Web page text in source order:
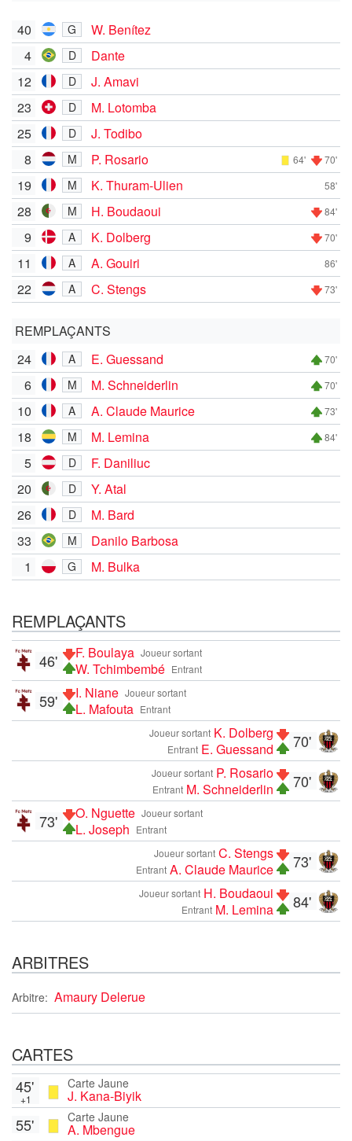
40 G
W. Benítez
4
D
Dante
12
D
J. Amavi
23
D
M. Lotomba
25
D
J. Todibo
8
M P. Rosario 64' 70'
19 M K. Thuram-Ulien 58'
28 M H. Boudaoui 84'
9 A K. Dolberg 70'
11 A A. Gouiri 86'
22 A C. Stengs 73'
REMPLAÇANTS
24
A E. Guessand 70'
6 M M. Schneiderlin 70'
10 A A. Claude Maurice 73'
18 M M. Lemina 84'
5 D
F. Daniliuc
20
D
Y. Atal
26
D
M. Bard
33
M
Danilo Barbosa
1
G M. Bulka
REMPLAÇANTS
Joueur sortant
F. Boulaya
Entrant
W. Tchimbembé
46'
Joueur sortant
I. Niane
Entrant
L. Mafouta
59'
70'
Joueur sortant K. Dolberg
Entrant E. Guessand
70'
Joueur sortant P. Rosario
Entrant M. Schneiderlin
Joueur sortant
O. Nguette
Entrant
L. Joseph
73'
73'
Joueur sortant C. Stengs
Entrant A. Claude Maurice
84'
Joueur sortant H. Boudaoui
Entrant M. Lemina
ARBITRES
Arbitre: Amaury Delerue
CARTES
Carte Jaune
J. Kana-Biyik
45'
+1
Carte Jaune
A. Mbengue
55'